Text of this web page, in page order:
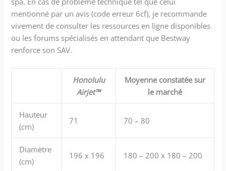
mentionné par un avis (code erreur 6cf), je recommande
vivement de consulter les ressources en ligne disponibles
ou les forums spécialisés en attendant que Bestway
renforce son SAV.
Honolulu
Airjet™
Moyenne constatée sur
le marché
Hauteur
(cm)
71 70 – 80
Diamètre
(cm)
196 x 196 180 – 200 x 180 – 200